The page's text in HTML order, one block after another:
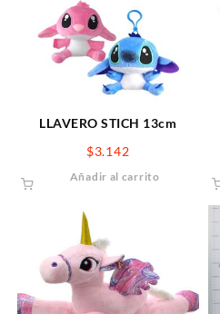
LLAVERO STICH 13cm
$3.142
Añadir al carrito